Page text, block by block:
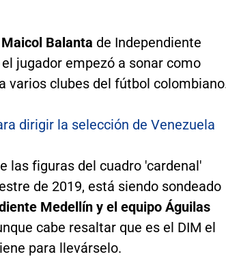
Maicol Balanta de Independiente
jugador empezó a sonar como
varios clubes del fútbol
dirigir la selección de Venezuela
las figuras del cuadro 'cardenal'
de 2019, está siendo sondeado
Medellín y el equipo Águilas
cabe resaltar que es el DIM el
para llevárselo.